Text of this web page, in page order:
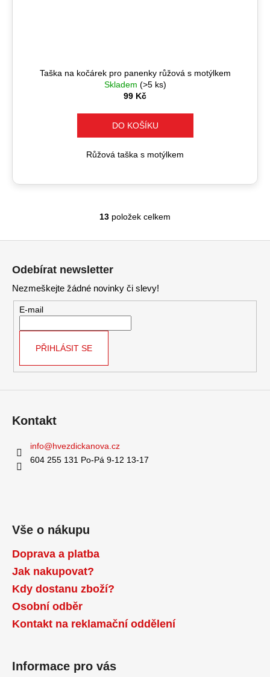
Taška na kočárek pro panenky růžová s motýlkem
Skladem (>5 ks)
99 Kč
DO KOŠÍKU
Růžová taška s motýlkem
O
a
c
k
v
u
13 položek celkem
Odebírat newsletter
Nezmeškejte žádné novinky či slevy!
E-mail
PŘIHLÁSIT SE
Kontakt
info@hvezdickanova.cz
604 255 131 Po-Pá 9-12 13-17
Vše o nákupu
Doprava a platba
Jak nakupovat?
Kdy dostanu zboží?
Osobní odběr
Kontakt na reklamační oddělení
Informace pro vás